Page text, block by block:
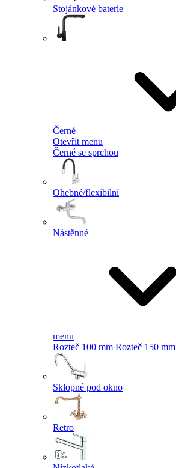
Stojánkové baterie
Černé
Otevřít menu
Černé se sprchou
Ohebné/flexibilní
Nástěnné
menu
Rozteč 100 mm Rozteč 150 mm
Sklopné pod okno
Retro